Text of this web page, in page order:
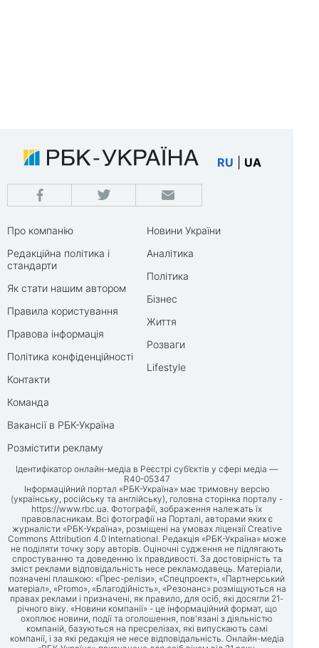
RU UA
Про компанію
Редакційна політика і
стандарти
Як стати нашим автором
Правила користування
Правова інформація
Політика конфіденційності
Контакти
Команда
Вакансії в РБК-Україна
Розмістити рекламу
Новини України
Аналітика
Політика
Бізнес
Життя
Розваги
Lifestyle
Ідентифікатор онлайн-медіа в Реєстрі суб’єктів у сфері медіа —
R40-05347
Інформаційний портал «РБК-Україна» має тримовну версію
(українську, російську та англійську), головна сторінка порталу -
https://www.rbc.ua. Фотографії, зображення належать їх
правовласникам. Всі фотографії на Порталі, авторами яких є
журналісти «РБК-Україна», розміщені на умовах ліцензії Creative
Commons Attribution 4.0 International. Редакція «РБК-Україна» може
не поділяти точку зору авторів. Оціночні судження не підлягають
спростуванню та доведенню їх правдивості. За достовірність та
зміст реклами відповідальність несе рекламодавець. Матеріали,
позначені плашкою: «Прес-релізи», «Спецпроект», «Партнерський
матеріал», «Promo», «Благодійність», «Резонанс» розміщуються на
правах реклами і призначені, як правило, для осіб, які досягли 21-
річного віку. «Новини компанії» - це інформаційний формат, що
охоплює новини, події та оголошення, пов'язані з діяльністю
компаній, базуються на пресрелізах, які випускають самі
компанії, і за які редакція не несе відповідальність. Онлайн-медіа